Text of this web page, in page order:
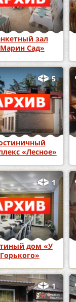
зал
Сад»
5
«Лесное»
1
дом «У
Горького»
1